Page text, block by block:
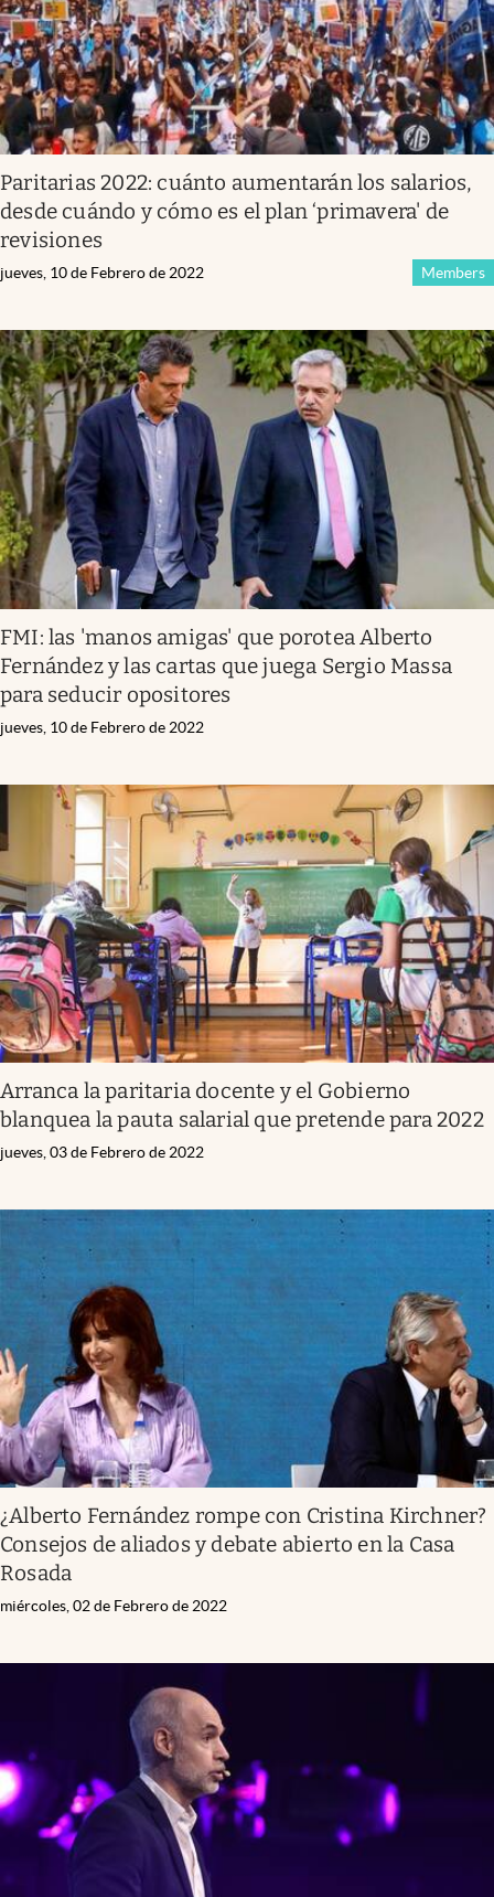
Paritarias 2022: cuánto aumentarán los salarios,
desde cuándo y cómo es el plan ‘primavera' de
revisiones
Members
jueves, 10 de Febrero de 2022
FMI: las 'manos amigas' que porotea Alberto
Fernández y las cartas que juega Sergio Massa
para seducir opositores
jueves, 10 de Febrero de 2022
Arranca la paritaria docente y el Gobierno
blanquea la pauta salarial que pretende para 2022
jueves, 03 de Febrero de 2022
¿Alberto Fernández rompe con Cristina Kirchner?
Consejos de aliados y debate abierto en la Casa
Rosada
miércoles, 02 de Febrero de 2022